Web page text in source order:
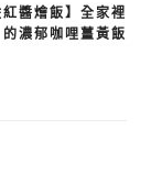
紅醬燴飯】全家裡
的濃郁咖哩薑黃飯